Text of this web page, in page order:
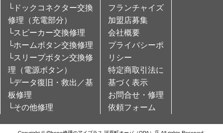
└ドックコネクター交換
修理（充電部分）
└スピーカー交換修理
└ホームボタン交換修理
└スリープボタン交換修
理（電源ボタン）
└データ復旧・救出／基
板修理
└その他修理
フランチャイズ
加盟店募集
会社概要
プライバシーポ
リシー
特定商取引法に
基づく表示
お問合せ・修理
依頼フォーム